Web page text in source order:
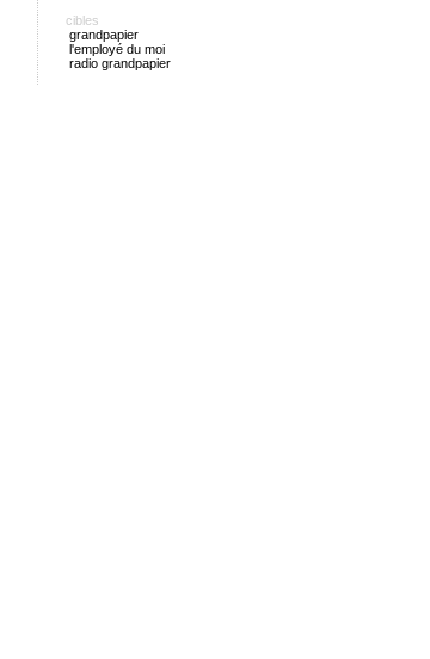
cibles
grandpapier
l'employé du moi
radio grandpapier